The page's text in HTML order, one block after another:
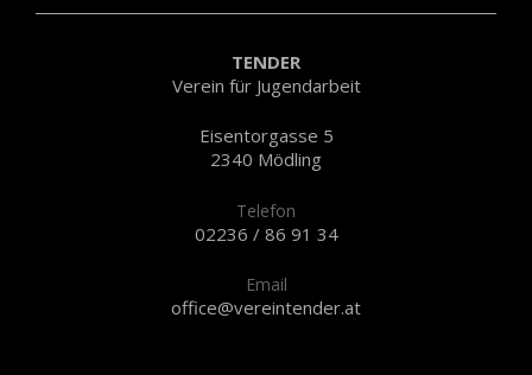
TENDER
Verein für Jugendarbeit
Eisentorgasse 5
2340 Mödling
Telefon
02236 / 86 91 34
Email
office@vereintender.at